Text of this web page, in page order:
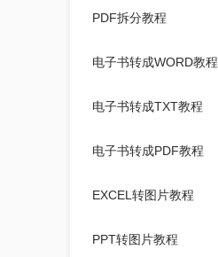
PDF拆分教程
电子书转成WORD教程
电子书转成TXT教程
电子书转成PDF教程
EXCEL转图片教程
PPT转图片教程